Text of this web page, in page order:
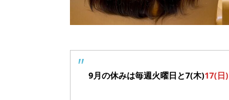
9月の休みは毎週火曜日と7(木)17(日)